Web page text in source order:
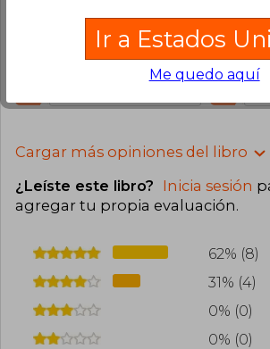
Enternecedor, no es el meor libro
me gustó leerlo.
Cargar más opiniones del libro
¿Leíste este libro? Inicia sesión
agregar tu propia evaluación.
62% (8)
31% (4)
0% (0)
0% (0)
Ir a Estados
Me quedo aquí